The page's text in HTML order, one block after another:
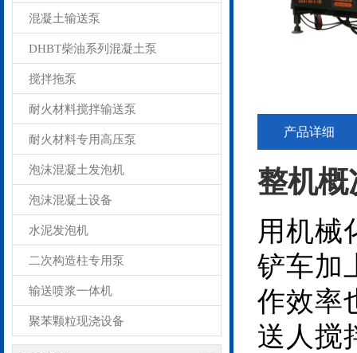
混凝土输送泵
DHBT柴油系列混凝土泵
搅拌拖泵
耐火材料搅拌输送泵
耐火材料专用高压泵
泡沫混凝土发泡机
泡沫混凝土设备
水泥发泡机
二次构造柱专用泵
输送喷浆一体机
聚苯颗粒现浇设备
产品详细
整机概
用机械
铲车加
作效率
送人搅